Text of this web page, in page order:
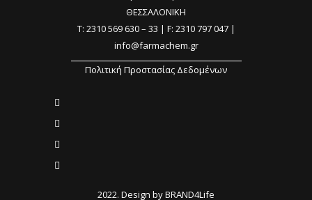
ΘΕΣΣΑΛΟΝΙΚΗ
T: 2310 569 630– 33 | F: 2310 797 047 |
info@farmachem.gr
Πολιτική Προστασίας Δεδομένων
2022. Design byBRAND4Life